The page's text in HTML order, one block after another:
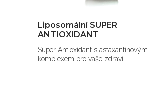
Liposomální SUPER
ANTIOXIDANT
Super Antioxidant s astaxantinovým
komplexem pro vaše zdraví.